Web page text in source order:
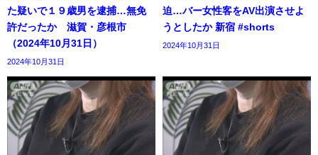
た疑いで１９歳男を逮捕…無免
許だったか 滋賀・彦根市
（2024年10月31日）
2024年10月31日
迫…バー女性客をAV出演させよ
うとしたか 新宿 #shorts
2024年10月31日